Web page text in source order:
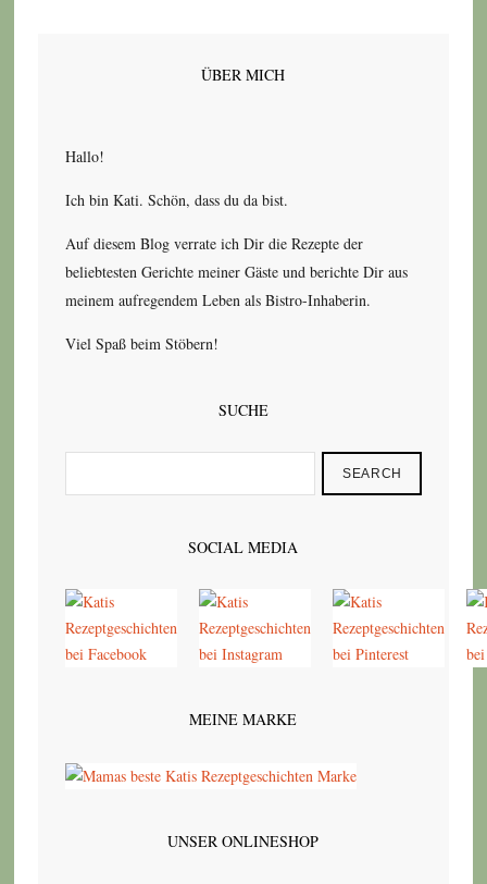
ÜBER MICH
Hallo!
Ich bin Kati. Schön, dass du da bist.
Auf diesem Blog verrate ich Dir die Rezepte der
beliebtesten Gerichte meiner Gäste und berichte Dir aus
meinem aufregendem Leben als Bistro-Inhaberin.
Viel Spaß beim Stöbern!
SUCHE
SEARCH
SOCIAL MEDIA
MEINE MARKE
UNSER ONLINESHOP